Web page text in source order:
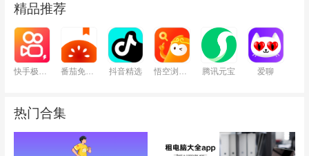
精品推荐
快手极速版 番茄免费小说 抖音精选 悟空浏览器 腾讯元宝 爱聊
热门合集